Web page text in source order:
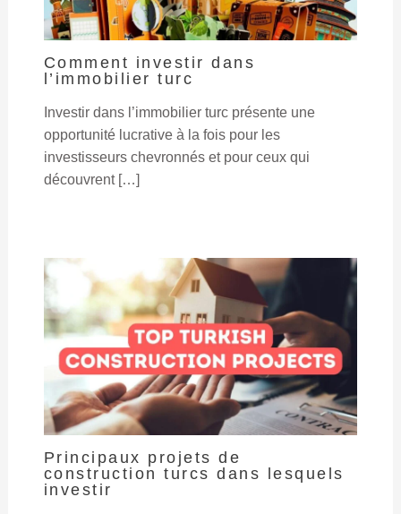
Comment investir dans
l’immobilier turc
Investir dans l’immobilier turc présente une
opportunité lucrative à la fois pour les
investisseurs chevronnés et pour ceux qui
découvrent […]
Principaux projets de
construction turcs dans lesquels
investir